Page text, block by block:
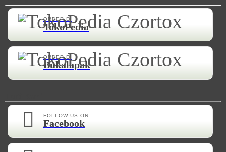
ORDER DI
TokoPedia
ORDER DI
Bukalapak
FOLLOW US ON
Facebook